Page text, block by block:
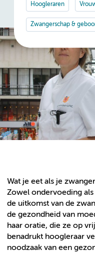
Hoogleraren
Zwangerschap &
Wat je eet als je
Zowel ondervoeding
de uitkomst van de
de gezondheid van
haar oratie, die ze op
benadrukt hoogleraar
noodzaak van een